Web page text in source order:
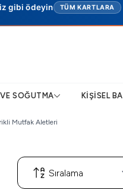
gibi ödeyin TÜM KARTLARA
SOĞUTMA KIŞISEL
Mutfak Aletleri